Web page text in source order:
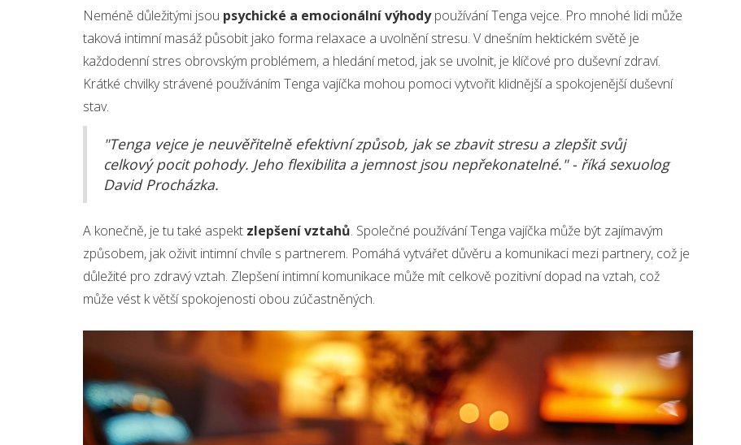
Neméně důležitými jsou psychické a emocionální výhodypoužívání Tenga vejce. Pro mnohé lidi může
taková intimní masáž působit jako forma relaxace a uvolnění stresu. V dnešním hektickém světě je
každodenní stres obrovským problémem, a hledání metod, jak se uvolnit, je klíčové pro duševní zdraví.
Krátké chvilky strávené používáním Tenga vajíčka mohou pomoci vytvořit klidnější a spokojenější duševní
stav.
"Tenga vejce je neuvěřitelně efektivní způsob, jak se zbavit stresu a zlepšit svůj
celkový pocit pohody. Jeho flexibilita a jemnost jsou nepřekonatelné." - říká sexuolog
David Procházka.
A konečně, je tu také aspekt zlepšení vztahů. Společné používání Tenga vajíčka může být zajímavým
způsobem, jak oživit intimní chvíle s partnerem. Pomáhá vytvářet důvěru a komunikaci mezi partnery, což je
důležité pro zdravý vztah. Zlepšení intimní komunikace může mít celkově pozitivní dopad na vztah, což
může vést k větší spokojenosti obou zúčastněných.